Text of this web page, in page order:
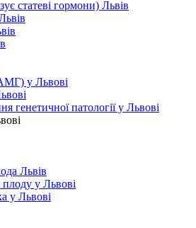
статеві гормони) Львів
у Львові
генетичної патології у Львові
Львів
у Львові
у Львові